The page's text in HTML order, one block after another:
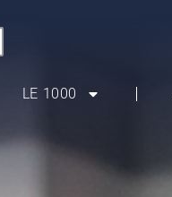
LE 1000